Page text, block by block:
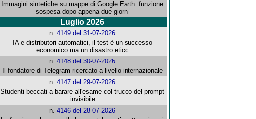
Immagini sintetiche su mappe di Google Earth: funzione
sospesa dopo appena due giorni
Luglio 2026
n.4149 del 31-07-2026
IA e distributori automatici, il test è un successo
economico ma un disastro etico
n.4148 del 30-07-2026
Il fondatore di Telegram ricercato a livello internazionale
n.4147 del 29-07-2026
Studenti beccati a barare all'esame col trucco del prompt
invisibile
n.4146 del 28-07-2026